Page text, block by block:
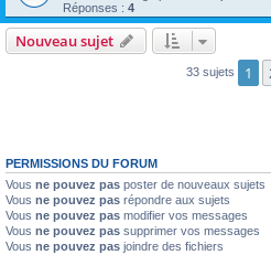
Réponses : 4
Nouveau sujet
33 sujets 1
PERMISSIONS DU FORUM
Vous ne pouvez pas poster de nouveaux sujets
Vous ne pouvez pas répondre aux sujets
Vous ne pouvez pas modifier vos messages
Vous ne pouvez pas supprimer vos messages
Vous ne pouvez pas joindre des fichiers